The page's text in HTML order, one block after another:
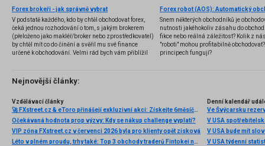
Forex brokeři - jak správně vybrat
V podstatě každého, kdo by chtěl obchodovat forex,
čeká jednou rozhodování o tom, s jakým brokerem
(přeloženo jako makléř/broker nebo zprostředkovatel)
by chtěl mít co do činění a svěřil mu své finance
určené k obchodování. Velmi rád bych vám přiblížil
několik příkladů nejznámějších z nich.
Snem některých obchodníků je
nutnosti jakéhokoliv zásahu do
fikce nebo reálná záležitost? Kolik z
"roboti" mohou profitabilně
principech fungují?
Nejnovější články:
Vzdělávací články
🚀 FXstreet.cz & eToro přinášejí exkluzivní akci: Získejte 6měsíční členství ve VIP zóně ZDARMA
Očekávaná hodnota prop výzvy: Kdy se nákup challenge vyplatí?
VIP zóna FXstreet.cz v červenci 2026 byla pro klienty opět zisková
Léto v plném proudu, trhy také: Top 3 obchody traderů Fintokei na indexech a zlatě
Denní kalendář
Ve Švýcarsku
V USA
V USA bude mít
V USA týdenní